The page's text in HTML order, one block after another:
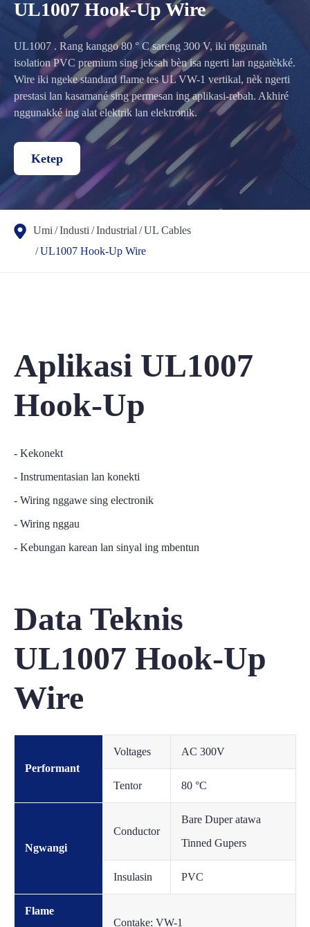
UL1007 Hook-Up Wire
UL1007 . Rang kanggo 80 ° C sareng 300 V, iki nggunah
isolation PVC premium sing jeksah bèn isa ngerti lan nggatèkké.
Wire iki ngeke standard flame tes UL VW-1 vertikal, nèk ngerti
prestasi lan kasamané sing permesan ing aplikasi-rebah. Akhiré
nggunakké ing alat elektrik lan elektronik.
Ketep
Umi Industi Industrial
UL Cables
UL1007 Hook-Up Wire
Aplikasi UL1007
Hook-Up
- Kekonekt
- Instrumentasian lan konekti
- Wiring nggawe sing electronik
- Wiring nggau
- Kebungan karean lan sinyal ing mbentun
Data Teknis
UL1007 Hook-Up
Wire
Performant
Voltages AC 300V
Tentor 80 °C
Ngwangi
Conductor
Bare Duper atawa
Tinned Gupers
Insulasin PVC
Flame
Contake: VW-1